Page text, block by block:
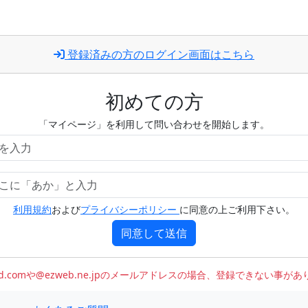
登録済みの方のログイン画面はこちら
初めての方
「マイページ」を利用して問い合わせを開始します。
利用規約およびプライバシーポリシー に同意の上ご利用下さい。
同意して送信
や@ezweb.ne.jpのメールアドレスの場合、登録できない事があ